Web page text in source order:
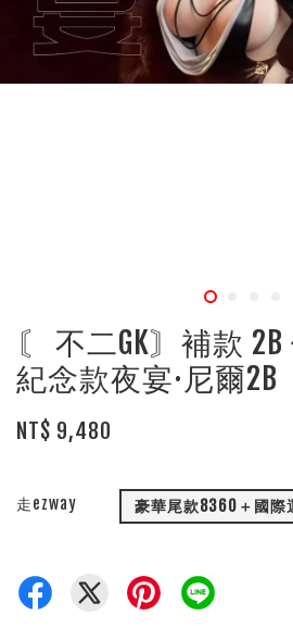
〘 不二GK〙補款
紀念款夜宴·尼爾2B
NT$ 9,480
走ezway 豪華尾款8360＋國際